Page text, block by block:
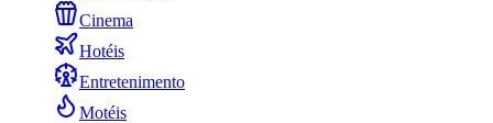
Cinema
Hotéis
Entretenimento
Motéis